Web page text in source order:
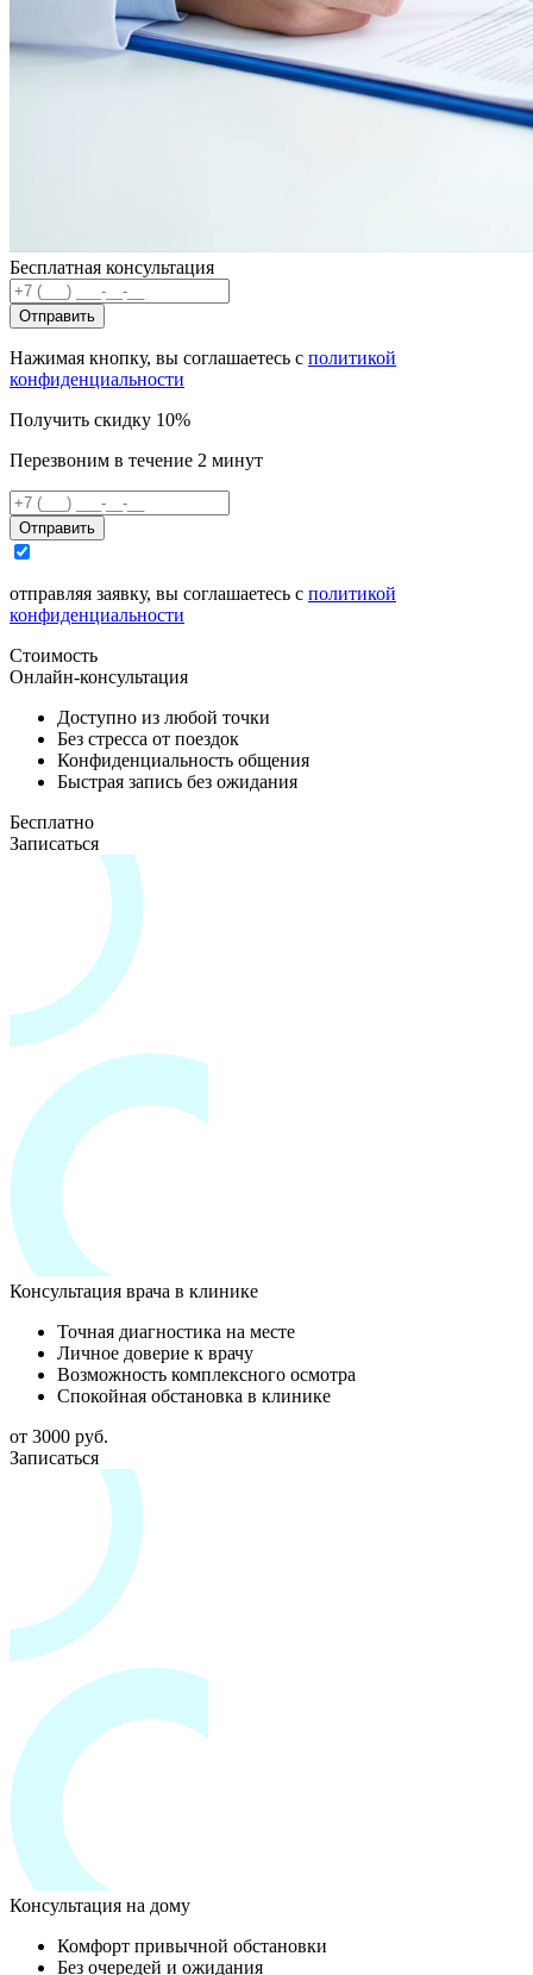
Бесплатная консультация
Отправить
Нажимая кнопку, вы соглашаетесь с политикой
конфиденциальности
Получить скидку 10%
Перезвоним в течение 2 минут
Отправить
отправляя заявку, вы соглашаетесь с политикой
конфиденциальности
Стоимость
Онлайн-консультация
Доступно из любой точки
Без стресса от поездок
Конфиденциальность общения
Быстрая запись без ожидания
Бесплатно
Записаться
Консультация врача в клинике
Точная диагностика на месте
Личное доверие к врачу
Возможность комплексного осмотра
Спокойная обстановка в клинике
от 3000 руб.
Записаться
Консультация на дому
Комфорт привычной обстановки
Без очередей и ожидания